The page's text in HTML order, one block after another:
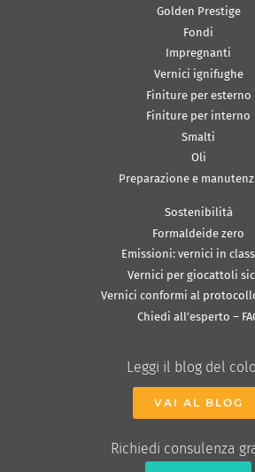
Golden Prestige
Fondi
Impregnanti
Vernici ignifughe
Finiture per esterno
Finiture per interno
Smalti
Oli
Preparazione e
Sostenibilità
Formaldeide zero
Emissioni: vernici in
Vernici per giocattoli
Vernici conformi al protocollo
Chiedi all’esperto –
Leggi il blog del
VAI AL BLOG
Richiedi consulenza